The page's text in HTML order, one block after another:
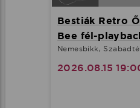
Bestiák Retro
Bee fél-
Nemesbikk,
2026.08.15